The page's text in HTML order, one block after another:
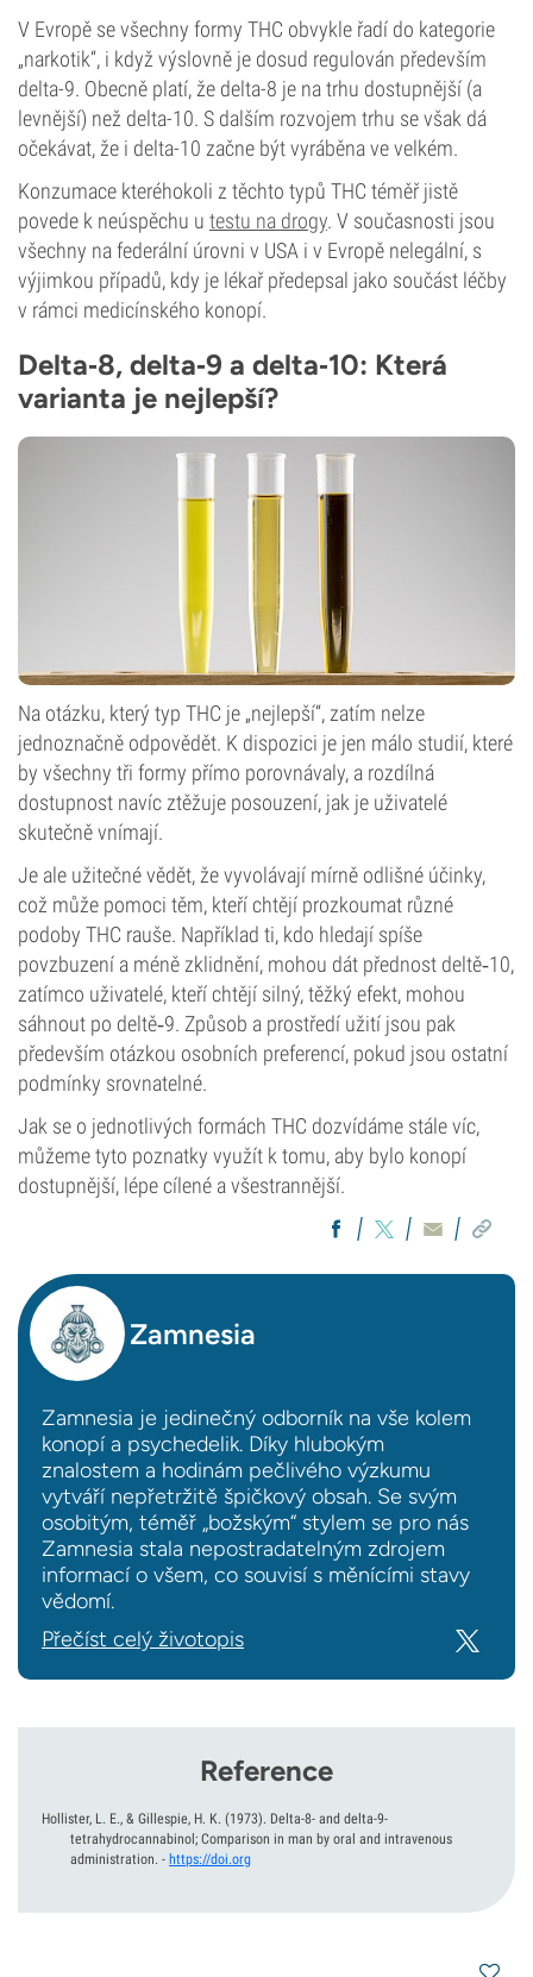
V Evropě se všechny formy THC obvykle řadí do kategorie
„narkotik“, i když výslovně je dosud regulován především
delta-9. Obecně platí, že delta-8 je na trhu dostupnější (a
levnější) než delta-10. S dalším rozvojem trhu se však dá
očekávat, že i delta-10 začne být vyráběna ve velkém.
Konzumace kteréhokoli z těchto typů THC téměř jistě
povede k neúspěchu u testu na drogy. V současnosti jsou
všechny na federální úrovni v USA i v Evropě nelegální, s
výjimkou případů, kdy je lékař předepsal jako součást léčby
v rámci medicínského konopí.
Delta‑8, delta‑9 a delta‑10: Která
varianta je nejlepší?
Na otázku, který typ THC je „nejlepší“, zatím nelze
jednoznačně odpovědět. K dispozici je jen málo studií, které
by všechny tři formy přímo porovnávaly, a rozdílná
dostupnost navíc ztěžuje posouzení, jak je uživatelé
skutečně vnímají.
Je ale užitečné vědět, že vyvolávají mírně odlišné účinky,
což může pomoci těm, kteří chtějí prozkoumat různé
podoby THC rauše. Například ti, kdo hledají spíše
povzbuzení a méně zklidnění, mohou dát přednost deltě‑10,
zatímco uživatelé, kteří chtějí silný, těžký efekt, mohou
sáhnout po deltě‑9. Způsob a prostředí užití jsou pak
především otázkou osobních preferencí, pokud jsou ostatní
podmínky srovnatelné.
Jak se o jednotlivých formách THC dozvídáme stále víc,
můžeme tyto poznatky využít k tomu, aby bylo konopí
dostupnější, lépe cílené a všestrannější.
Zamnesia
Zamnesia je jedinečný odborník na vše kolem
konopí a psychedelik. Díky hlubokým
znalostem a hodinám pečlivého výzkumu
vytváří nepřetržitě špičkový obsah. Se svým
osobitým, téměř „božským“ stylem se pro nás
Zamnesia stala nepostradatelným zdrojem
informací o všem, co souvisí s měnícími stavy
vědomí.
Přečíst celý životopis
Reference
Hollister, L. E., & Gillespie, H. K. (1973). Delta-8- and delta-9-
tetrahydrocannabinol; Comparison in man by oral and intravenous
administration. - https://doi.org